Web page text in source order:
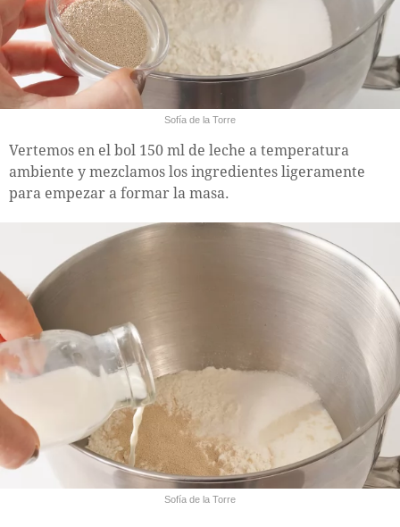
Sofía de la Torre
Vertemos en el bol 150 ml de leche a temperatura
ambiente y mezclamos los ingredientes ligeramente
para empezar a formar la masa.
Sofía de la Torre